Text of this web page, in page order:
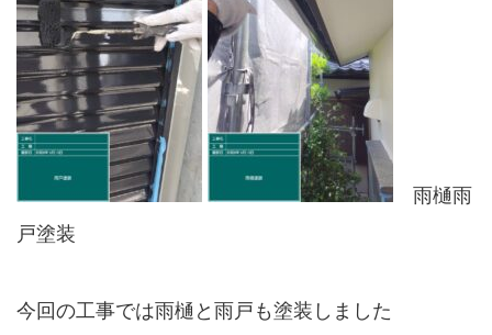
雨樋雨
戸塗装
今回の工事では雨樋と雨戸も塗装しました